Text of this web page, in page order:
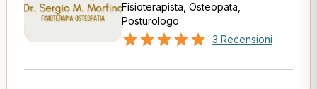
Fisioterapista, Osteopata,
Posturologo
3 Recensioni